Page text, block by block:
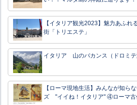
【イタリア観光2023】魅力あふれ
街「トリエステ」
イタリア 山のバカンス（ドロミテ
【ローマ現地生活】みんなが知ら
ズ "イイね！イタリア" ④ローマ古